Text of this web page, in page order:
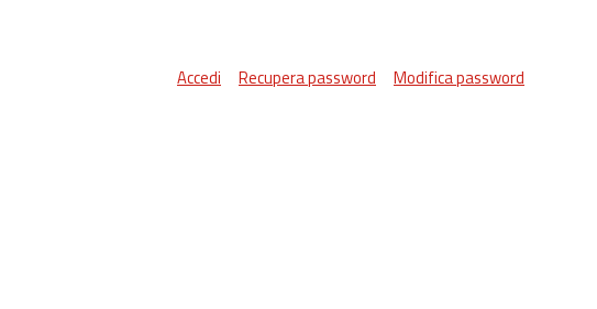
Accedi Recupera password Modifica password